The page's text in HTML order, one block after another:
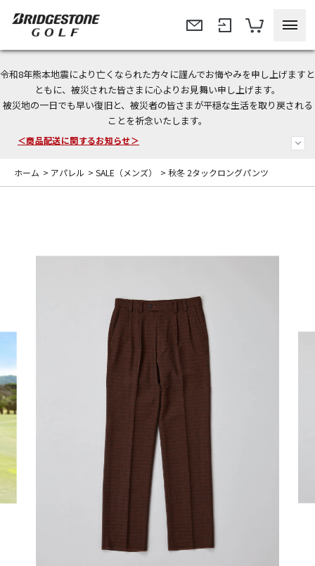
令和8年熊本地震により亡くなられた方々に謹んでお悔やみを申し上げますと
ともに、被災された皆さまに心よりお見舞い申し上げます。
被災地の一日でも早い復旧と、被災者の皆さまが平穏な生活を取り戻される
ことを祈念いたします。
今なら新規会員登録で1,000円OFFクーポンプレゼント！
＜商品配送に関するお知らせ＞
＜夏季休暇中のご注文・発送・お問い合わせ＞
ホーム > アパレル > SALE（メンズ） > 秋冬 2タックロングパンツ